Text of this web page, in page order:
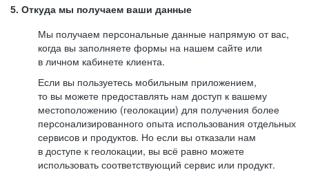
5. Откуда мы получаем ваши данные
Мы получаем персональные данные напрямую от вас,
когда вы заполняете формы на нашем сайте или
в личном кабинете клиента.
Если вы пользуетесь мобильным приложением,
то вы можете предоставлять нам доступ к вашему
местоположению (геолокации) для получения более
персонализированного опыта использования отдельных
сервисов и продуктов. Но если вы отказали нам
в доступе к геолокации, вы всё равно можете
использовать соответствующий сервис или продукт.